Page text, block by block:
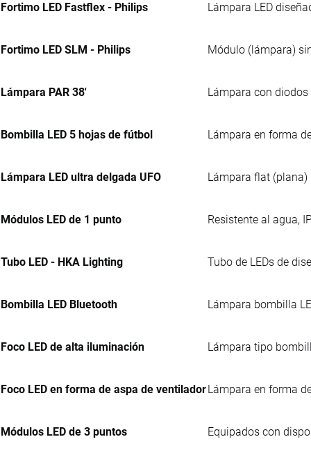
Fortimo LED Fastflex - Philips Lámpara LED
Fortimo LED SLM - Philips Módulo (lámpara)
Lámpara PAR 38' Lámpara con
Bombilla LED 5 hojas de fútbol Lámpara en forma
Lámpara LED ultra delgada UFO Lámpara flat
Módulos LED de 1 punto Resistente al agua,
Tubo LED - HKA Lighting Tubo de LEDs de
Bombilla LED Bluetooth Lámpara bombilla
Foco LED de alta iluminación Lámpara tipo
Foco LED en forma de aspa de ventilador Lámpara en forma
Módulos LED de 3 puntos Equipados con